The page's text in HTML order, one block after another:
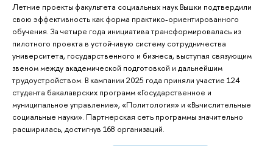
Летние проекты факультета социальных наук Вышки подтвердили
свою эффективность как форма практико-ориентированного
обучения. За четыре года инициатива трансформировалась из
пилотного проекта в устойчивую систему сотрудничества
университета, государственного и бизнеса, выступая связующим
звеном между академической подготовкой и дальнейшим
трудоустройством. В кампании 2025 года приняли участие 124
студента бакалаврских программ «Государственное и
муниципальное управление», «Политология» и «Вычислительные
социальные науки». Партнерская сеть программы значительно
расширилась, достигнув 168 организаций.